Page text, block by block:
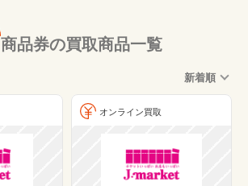
商品券の買取商品一覧
新着順
オンライン買取